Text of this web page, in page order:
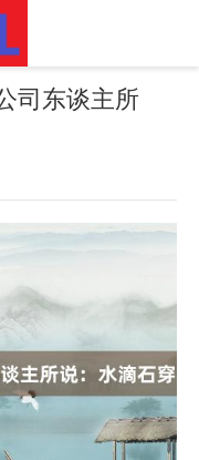
司东谈主所